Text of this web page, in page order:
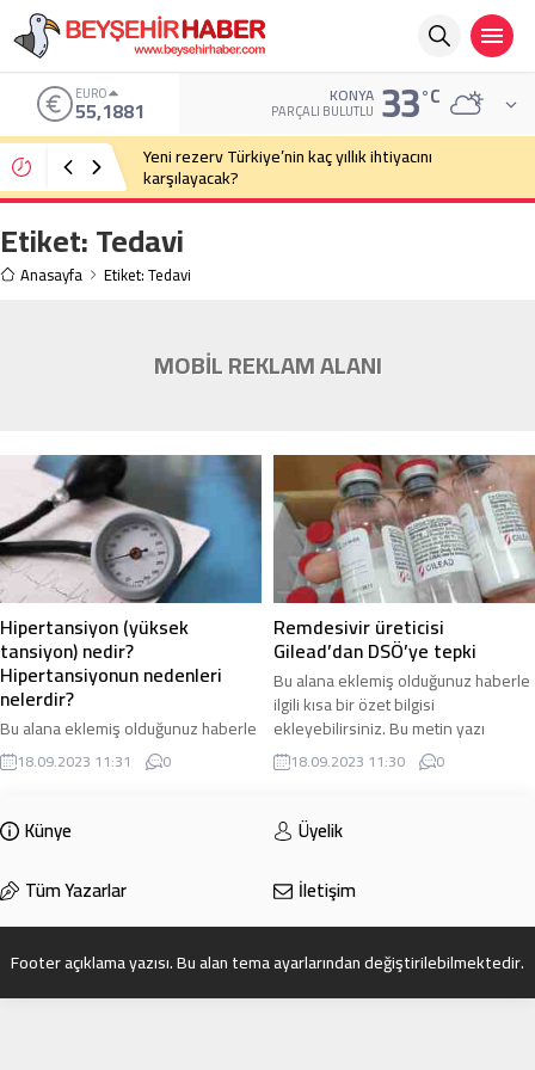
EURO
55,1881 KONYA
PARÇALI BULUTLU 33°C
Yeni rezerv Türkiye’nin kaç yıllık ihtiyacını
karşılayacak?
Etiket:Tedavi
Anasayfa Etiket: Tedavi
MOBİL REKLAM ALANI
Hipertansiyon (yüksek
tansiyon) nedir?
Hipertansiyonun nedenleri
nelerdir?
Bu alana eklemiş olduğunuz haberle
ilgili kısa bir özet bilgisi
ekleyebilirsiniz. Bu metin yazı
bölümünden eklenebilir. Özet
eklenmişse başlık altında kalın
eklenmemişse bu alan boş kalır.
18.09.2023 11:31 0
Remdesivir üreticisi
Gilead’dan DSÖ’ye tepki
Bu alana eklemiş olduğunuz haberle
ilgili kısa bir özet bilgisi
ekleyebilirsiniz. Bu metin yazı
düzenleme sayfasında “Özet”
bölümünden eklenebilir. Özet
olarak bu şekilde gösterilir,
eklenmemişse bu alan boş kalır.
18.09.2023 11:30 0
Künye
Üyelik
Tüm Yazarlar
İletişim
Footer açıklama yazısı. Bu alan tema ayarlarından değiştirilebilmektedir.